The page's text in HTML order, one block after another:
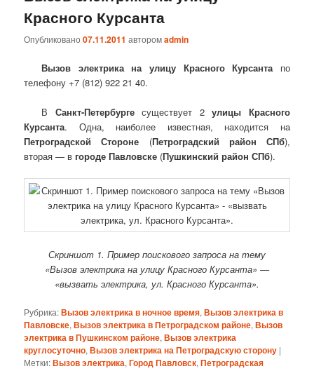
Красного Курсанта
Опубликовано07.11.2011 авторомadmin
Вызов электрика на улицу Красного Курсанта по
телефону +7 (812) 922 21 40.
В Санкт-Петербургесуществует 2улицы Красного
Курсанта. Одна, наиболее известная, находится на
Петроградской Стороне (Петроградский район СПб),
вторая — в городе Павловске (Пушкинский район СПб).
Скриншот 1. Пример поискового запроса на тему
«Вызов электрика на улицу Красного Курсанта» —
«вызвать электрика, ул. Красного Курсанта».
Рубрика:Вызов электрика в ночное время,Вызов электрика в
Павловске,Вызов электрика в Петроградском районе,Вызов
электрика в Пушкинском районе,Вызов электрика
круглосуточно,Вызов электрика на Петроградскую сторону |
Метки:Вызов электрика,Город Павловск,Петроградская